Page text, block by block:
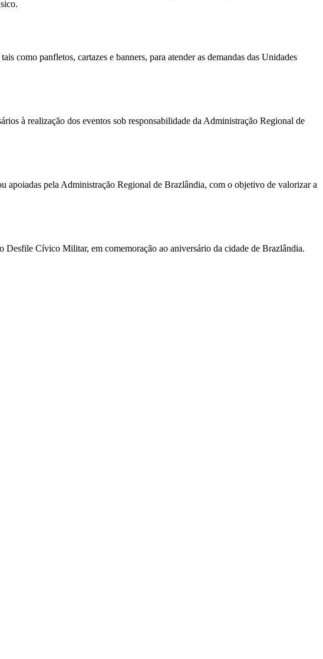
como panfletos, cartazes e banners, para atender as demandas das Unidades
à realização dos eventos sob responsabilidade da Administração Regional de
apoiadas pela Administração Regional de Brazlândia, com o objetivo de valorizar a
Desfile Cívico Militar, em comemoração ao aniversário da cidade de Brazlândia.